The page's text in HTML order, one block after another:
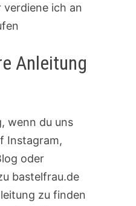
ich an
Anleitung
wenn du uns
Instagram,
oder
bastelfrau.de
zu finden